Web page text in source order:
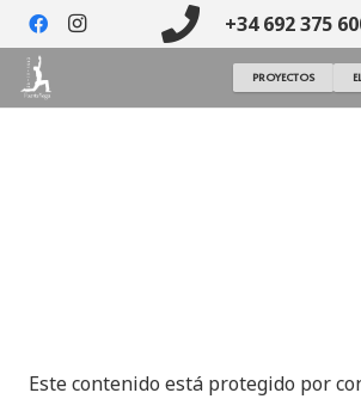
+34 692 375
PROYECTOS
Este contenido está protegido por